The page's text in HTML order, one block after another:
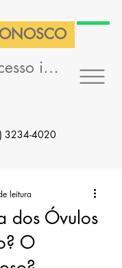
interno
3234-4020
dos Óvulos
O
leitura